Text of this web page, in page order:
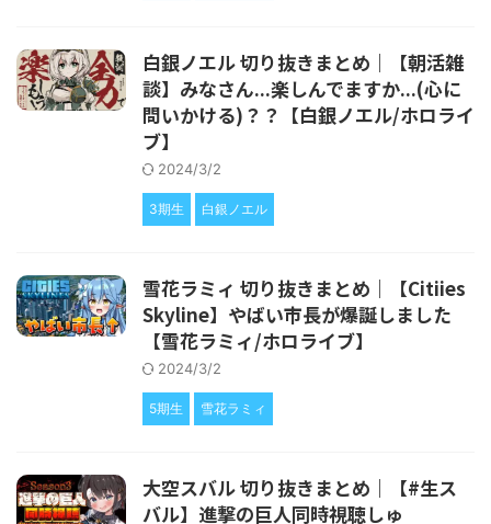
白銀ノエル 切り抜きまとめ｜【朝活雑
談】みなさん...楽しんでますか...(心に
問いかける)？？【白銀ノエル/ホロライ
ブ】
2024/3/2
3期生 白銀ノエル
雪花ラミィ 切り抜きまとめ｜【Citiies
Skyline】やばい市長が爆誕しました
【雪花ラミィ/ホロライブ】
2024/3/2
5期生 雪花ラミィ
大空スバル 切り抜きまとめ｜【#生ス
バル】進撃の巨人同時視聴しゅ